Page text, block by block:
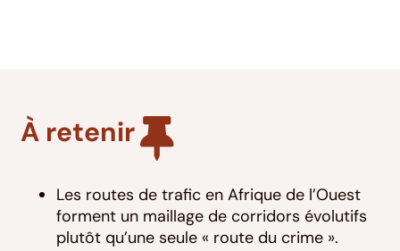
À retenir
Les routes de trafic en Afrique de l’Ouest
forment un maillage de corridors évolutifs
plutôt qu’une seule « route du crime ».